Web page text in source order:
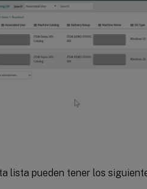
lista pueden tener los